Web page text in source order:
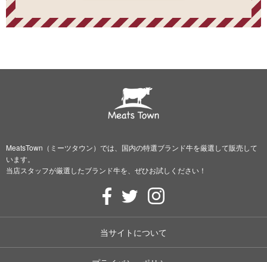
MeatsTown（ミーツタウン）では、国内の特選ブランド牛を厳選して販売して
います。
当店スタッフが厳選したブランド牛を、ぜひお試しください！
当サイトについて